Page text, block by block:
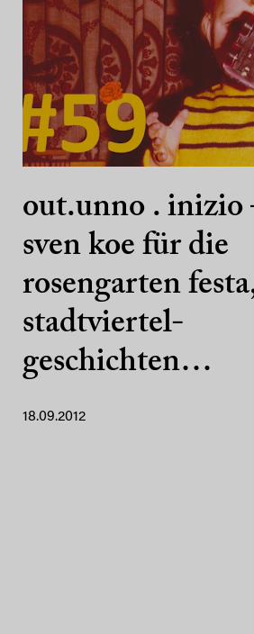
out.unno . inizio
sven koe für die
rosengarten
stadtviertel-
geschichten…
18.09.2012